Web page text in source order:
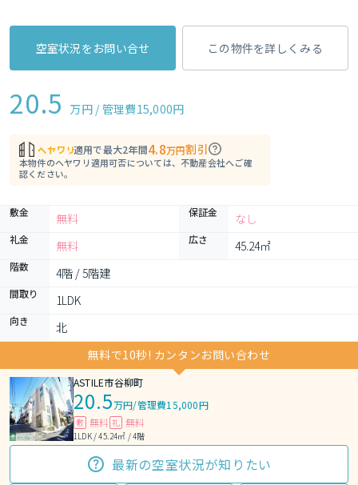
空室状況をお問い合せ この物件を詳しくみる
20.5 万円 / 管理費15,000円
適用で最大2年間4.8万円割引
本物件のヘヤワリ適用可否については、不動産会社へご確
認ください。
敷金 無料 保証金 なし
礼金 無料 広さ 45.24㎡
階数 4階 / 5階建
間取り 1LDK
向き
北
無料で10秒! カンタンお問い合わせ
ASTILE市谷柳町
20.5万円/管理費15,000円
敷 無料 礼 無料
1LDK / 45.24㎡ / 4階
最新の空室状況が知りたい